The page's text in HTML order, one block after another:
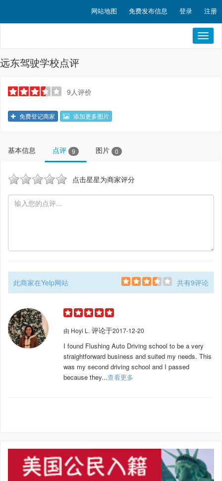
网站地图 免费发布信息 登录 注册
远东驾驶学校点评
9人评价
免费登记商家 添加更多图片
基本信息 点评 9 图片 0
点击星星为商家评分
此商家在Yelp网站 共有9评论
由 Hoyi L. 评论于2017-12-20
I found Flushing Auto Driving school to be a very
straightforward business and suited my needs. This
was my second driving school and I passed
because they...查看更多